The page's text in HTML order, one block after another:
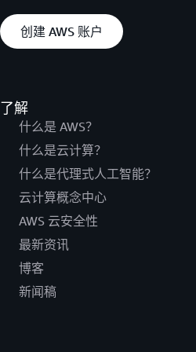
创建 AWS 账户
了解
什么是 AWS？
什么是云计算？
什么是代理式人工智能？
云计算概念中心
AWS 云安全性
最新资讯
博客
新闻稿